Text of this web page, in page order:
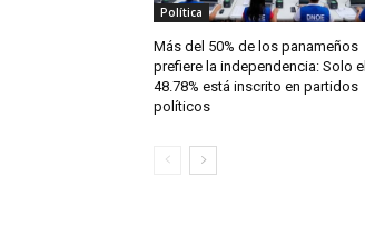
Política
Más del 50% de los panameños
prefiere la independencia: Solo el
48.78% está inscrito en partidos
políticos